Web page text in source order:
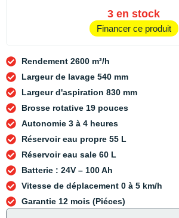
3 en stock
Financer ce produit
Rendement 2600 m²/h
Largeur de lavage 540 mm
Largeur d'aspiration 830 mm
Brosse rotative 19 pouces
Autonomie 3 à 4 heures
Réservoir eau propre 55 L
Réservoir eau sale 60 L
Batterie : 24V – 100 Ah
Vitesse de déplacement 0 à 5 km/h
Garantie 12 mois (Piéces)